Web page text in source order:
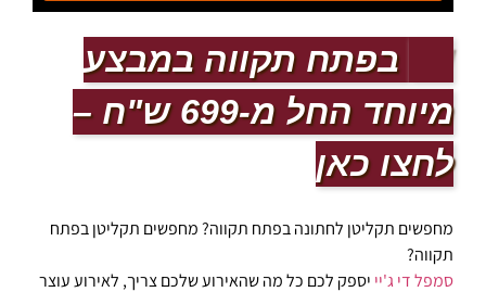
DJ בפתח תקווה במבצע
מיוחד החל מ-699 ש"ח –
לחצו כאן
מחפשים תקליטן לחתונה בפתח תקווה? מחפשים תקליטן בפתח
תקווה?
סמפל די ג'יי יספק לכם כל מה שהאירוע שלכם צריך, לאירוע עוצר